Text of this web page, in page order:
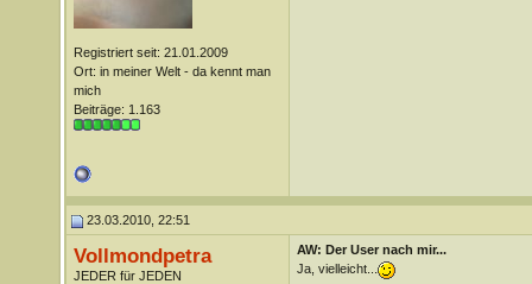
Registriert seit: 21.01.2009
Ort: in meiner Welt - da kennt man
mich
Beiträge: 1.163
23.03.2010, 22:51
Vollmondpetra
JEDER für JEDEN
AW: Der User nach mir...
Ja, vielleicht...